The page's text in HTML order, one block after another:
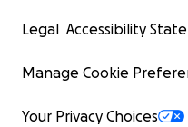
Legal Accessibility
Manage Cookie
Your Privacy Choices